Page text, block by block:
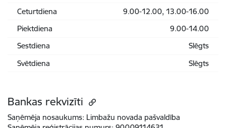
Ceturtdiena
9.00-12.00, 13.00-16.00
Piektdiena
9.00-14.00
Sestdiena
Slēgts
Svētdiena
Slēgts
Bankas rekvizīti
Saņēmēja nosaukums: Limbažu novada pašvaldība